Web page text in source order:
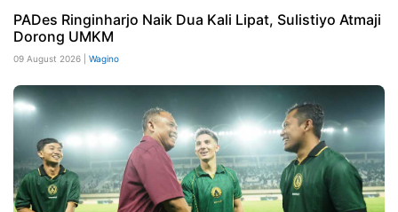
PADes Ringinharjo Naik Dua Kali Lipat, Sulistiyo Atmaji
Dorong UMKM
09 August 2026 | Wagino